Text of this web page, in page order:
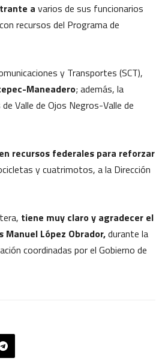
a varios de sus funcionarios
recursos del Programa de
y Transportes (SCT),
Maneadero; además, la
Valle de Ojos Negros-Valle de
recursos federales para reforzar
y cuatrimotos, a la Dirección
tiene muy claro y agradecer el
López Obrador,durante la
coordinadas por el Gobierno de